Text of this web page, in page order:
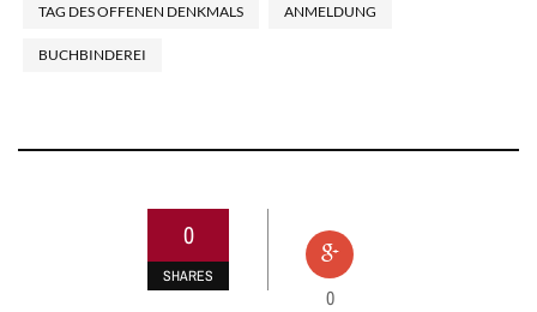
TAG DES OFFENEN DENKMALS ANMELDUNG
BUCHBINDEREI
0
SHARES
0